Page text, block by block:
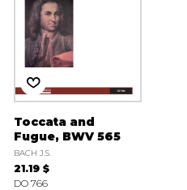
Toccata and
Fugue, BWV 565
BACH J.S.
21.19 $
DO 766